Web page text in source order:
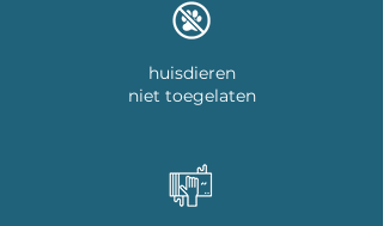
huisdieren
niet toegelaten